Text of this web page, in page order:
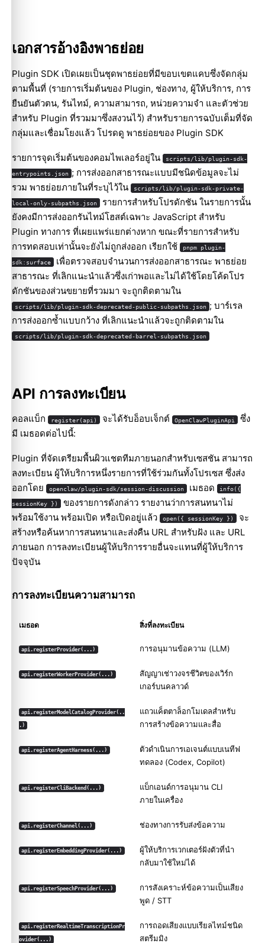
เอกสารอ้างอิงพาธย่อย
Plugin SDK เปิดเผยเป็นชุดพาธย่อยที่มีขอบเขตแคบซึ่งจัดกลุ่ม
ตามพื้นที่ (รายการเริ่มต้นของ Plugin, ช่องทาง, ผู้ให้บริการ, การ
ยืนยันตัวตน, รันไทม์, ความสามารถ, หน่วยความจำ และตัวช่วย
สำหรับ Plugin ที่รวมมาซึ่งสงวนไว้) สำหรับรายการฉบับเต็มที่จัด
กลุ่มและเชื่อมโยงแล้ว โปรดดู พาธย่อยของ Plugin SDK
รายการจุดเริ่มต้นของคอมไพเลอร์อยู่ใน scripts/lib/plugin-sdk-
entrypoints.json ; การส่งออกสาธารณะแบบมีชนิดข้อมูลจะไม่
รวม พาธย่อยภายในที่ระบุไว้ใน
scripts/lib/plugin-sdk-private-
local-only-subpaths.json รายการสำหรับโปรดักชัน ในรายการนั้น
ยังคงมีการส่งออกรันไทม์โฮสต์เฉพาะ JavaScript สำหรับ
Plugin ทางการ ที่เผยแพร่แยกต่างหาก ขณะที่รายการสำหรับ
การทดสอบเท่านั้นจะยังไม่ถูกส่งออก เรียกใช้
pnpm plugin-
sdk:surface เพื่อตรวจสอบจำนวนการส่งออกสาธารณะ พาธย่อย
สาธารณะ ที่เลิกแนะนำแล้วซึ่งเก่าพอและไม่ได้ใช้โดยโค้ดโปร
ดักชันของส่วนขยายที่รวมมา จะถูกติดตามใน
scripts/lib/plugin-sdk-deprecated-public-subpaths.json ; บาร์เรล
การส่งออกซ้ำแบบกว้าง ที่เลิกแนะนำแล้วจะถูกติดตามใน
scripts/lib/plugin-sdk-deprecated-barrel-subpaths.json
API การลงทะเบียน
คอลแบ็ก register(api) จะได้รับอ็อบเจ็กต์ OpenClawPluginApi
ซึ่ง
มี เมธอดต่อไปนี้:
Plugin ที่จัดเตรียมพื้นผิวแชตทีมภายนอกสำหรับเซสชัน สามารถ
ลงทะเบียน ผู้ให้บริการหนึ่งรายการที่ใช้ร่วมกันทั้งโปรเซส ซึ่งส่ง
ออกโดย
openclaw/plugin-sdk/session-discussion เมธอด info({
sessionKey }) ของรายการดังกล่าว รายงานว่าการสนทนาไม่
พร้อมใช้งาน พร้อมเปิด หรือเปิดอยู่แล้ว
open({ sessionKey }) จะ
สร้างหรือค้นหาการสนทนาและส่งคืน URL สำหรับฝัง และ URL
ภายนอก การลงทะเบียนผู้ให้บริการรายอื่นจะแทนที่ผู้ให้บริการ
ปัจจุบัน
การลงทะเบียนความสามารถ
เมธอด สิ่งที่ลงทะเบียน
api.registerProvider(...) การอนุมานข้อความ (LLM)
api.registerWorkerProvider(...)
สัญญาเช่าวงจรชีวิตของเวิร์ก
เกอร์บนคลาวด์
api.registerModelCatalogProvider(..
.)
แถวแค็ตตาล็อกโมเดลสำหรับ
การสร้างข้อความและสื่อ
api.registerAgentHarness(...)
ตัวดำเนินการเอเจนต์แบบเนทีฟ
ทดลอง (Codex, Copilot)
api.registerCliBackend(...)
แบ็กเอนด์การอนุมาน CLI
ภายในเครื่อง
api.registerChannel(...) ช่องทางการรับส่งข้อความ
api.registerEmbeddingProvider(...)
ผู้ให้บริการเวกเตอร์ฝังตัวที่นำ
กลับมาใช้ใหม่ได้
api.registerSpeechProvider(...)
การสังเคราะห์ข้อความเป็นเสียง
พูด / STT
api.registerRealtimeTranscriptionPr
ovider(...)
การถอดเสียงแบบเรียลไทม์ชนิด
สตรีมมิง